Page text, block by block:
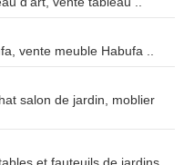
vente meuble Habufa ..
salon de jardin, moblier